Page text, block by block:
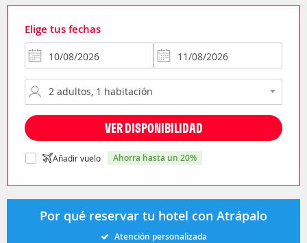
Elige tus fechas
VER DISPONIBILIDAD
Añadir vuelo ahorra hasta un 20%
Por qué reservar tu hotel con Atrápalo
Atención personalizada